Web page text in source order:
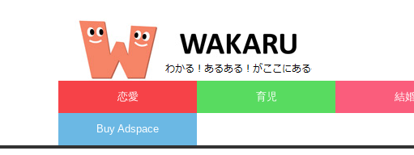
恋愛 育児 結
Buy Adspace